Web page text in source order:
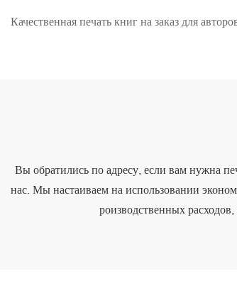
Качественная печать книг на заказ для
Вы обратились по адресу, если вам нужна
нас. Мы настаиваем на использовании
роизводственных